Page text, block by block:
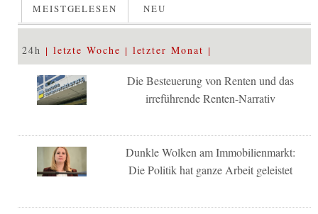
MEISTGELESEN NEU
24h letzte Woche letzter Monat
Die Besteuerung von Renten und das
irreführende Renten-Narrativ
Dunkle Wolken am Immobilienmarkt:
Die Politik hat ganze Arbeit geleistet